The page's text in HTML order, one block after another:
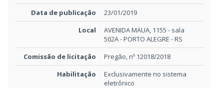
Data de publicação
23/01/2019
Local
AVENIDA MAUA, 1155 - sala
502A - PORTO ALEGRE - RS
Comissão de licitação
Pregão, nº 12018/2018
Habilitação
Exclusivamente no sistema
eletrônico